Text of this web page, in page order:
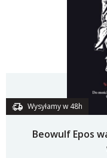
Wysyłamy w 48h
Beowulf Epos